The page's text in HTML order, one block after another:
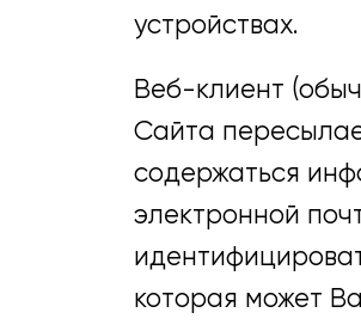
устройствах.
Веб-клиент
Сайта
содержаться
электронной
которая может